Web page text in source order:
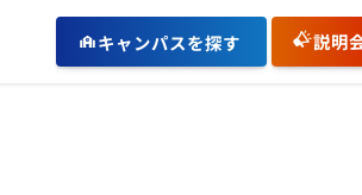
キャンパスを探す 説明